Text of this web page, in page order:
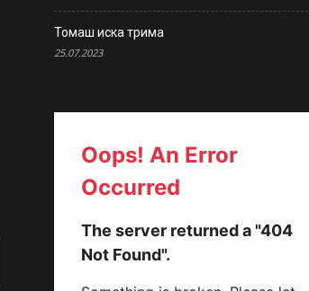
Томаш иска трима
25.07.2023